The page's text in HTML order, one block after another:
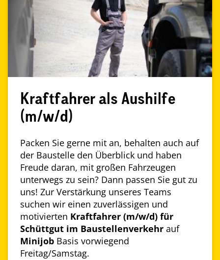
Kraftfahrer als Aushilfe
(m/w/d)
Packen Sie gerne mit an, behalten auch auf
der Baustelle den Überblick und haben
Freude daran, mit großen Fahrzeugen
unterwegs zu sein? Dann passen Sie gut zu
uns! Zur Verstärkung unseres Teams
suchen wir einen zuverlässigen und
motivierten Kraftfahrer (m/w/d) für
Schüttgut im Baustellenverkehr auf
Minijob Basis vorwiegend
Freitag/Samstag.